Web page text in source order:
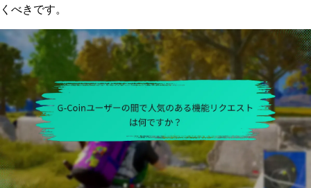
くべきです。